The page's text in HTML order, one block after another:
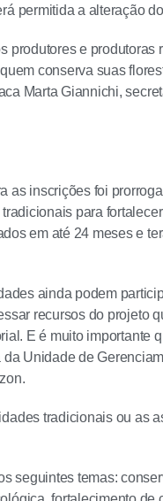
permitida a alteração
produtores e produtoras
conserva suas
Marta Giannichi,
as inscrições foi
para
em até 24 meses e
ainda podem
recursos do projeto
E é muito importante
Unidade de
tradicionais ou as
seguintes temas: